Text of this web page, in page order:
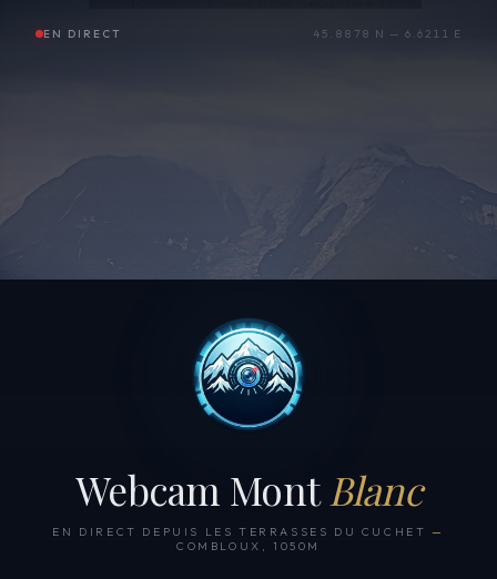
EN DIRECT 45.8878 N — 6.6211 E
Webcam Mont Blanc
EN DIRECT DEPUIS LES TERRASSES DU CUCHET —
COMBLOUX, 1050M